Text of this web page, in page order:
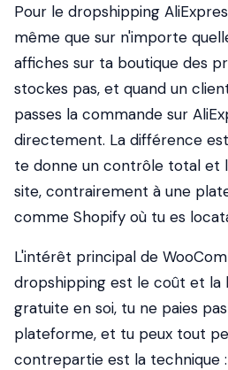
Pour le dropshipping
même que sur n'importe
affiches sur ta boutique des
stockes pas, et quand un
passes la commande sur
directement. La différence
te donne un contrôle total et
site, contrairement à une
comme Shopify où tu es
L'intérêt principal de
dropshipping est le coût et la
gratuite en soi, tu ne paies
plateforme, et tu peux tout
contrepartie est la technique